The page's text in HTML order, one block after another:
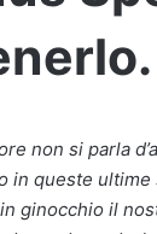
non si parla
in queste ultime
ginocchio il